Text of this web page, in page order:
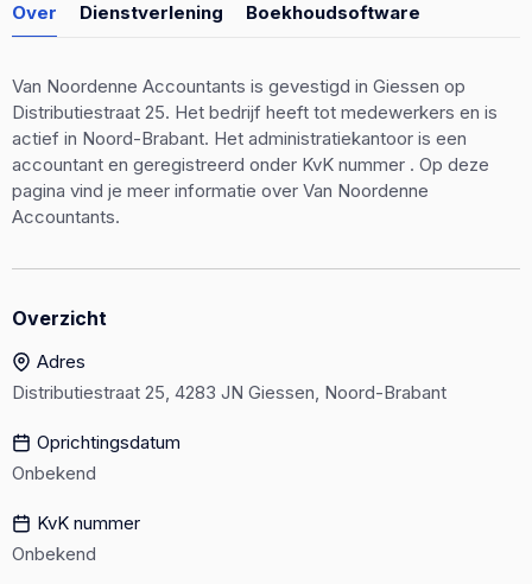
Over Dienstverlening Boekhoudsoftware
Van Noordenne Accountants is gevestigd in Giessen op
Distributiestraat 25. Het bedrijf heeft tot medewerkers en is
actief in Noord-Brabant. Het administratiekantoor is een
accountant en geregistreerd onder KvK nummer . Op deze
pagina vind je meer informatie over Van Noordenne
Accountants.
Overzicht
Adres
Distributiestraat 25, 4283 JN Giessen, Noord-Brabant
Oprichtingsdatum
Onbekend
KvK nummer
Onbekend